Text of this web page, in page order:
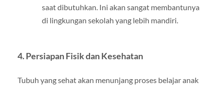
saat dibutuhkan. Ini akan sangat membantunya
di lingkungan sekolah yang lebih mandiri.
4.Persiapan Fisik dan Kesehatan
Tubuh yang sehat akan menunjang proses belajar anak